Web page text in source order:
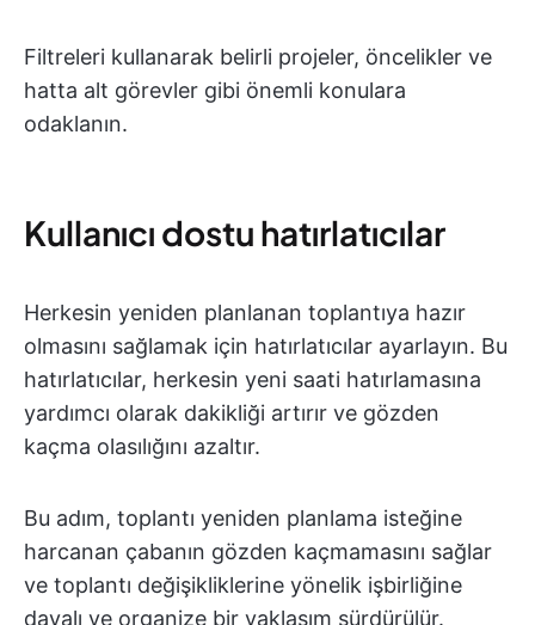
Filtreleri kullanarak belirli projeler, öncelikler ve
hatta alt görevler gibi önemli konulara
odaklanın.
Kullanıcı dostu hatırlatıcılar
Herkesin yeniden planlanan toplantıya hazır
olmasını sağlamak için hatırlatıcılar ayarlayın. Bu
hatırlatıcılar, herkesin yeni saati hatırlamasına
yardımcı olarak dakikliği artırır ve gözden
kaçma olasılığını azaltır.
Bu adım, toplantı yeniden planlama isteğine
harcanan çabanın gözden kaçmamasını sağlar
ve toplantı değişikliklerine yönelik işbirliğine
dayalı ve organize bir yaklaşım sürdürülür.